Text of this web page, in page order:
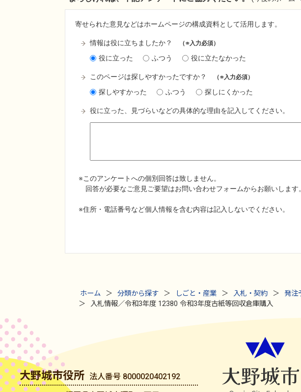
ホーム 分類から探す しごと・産業 入札・契約 発注
入札情報／令和3年度 12380 令和3年度古紙等回収倉庫購入
大野城市役所
法人番号 8000020402192